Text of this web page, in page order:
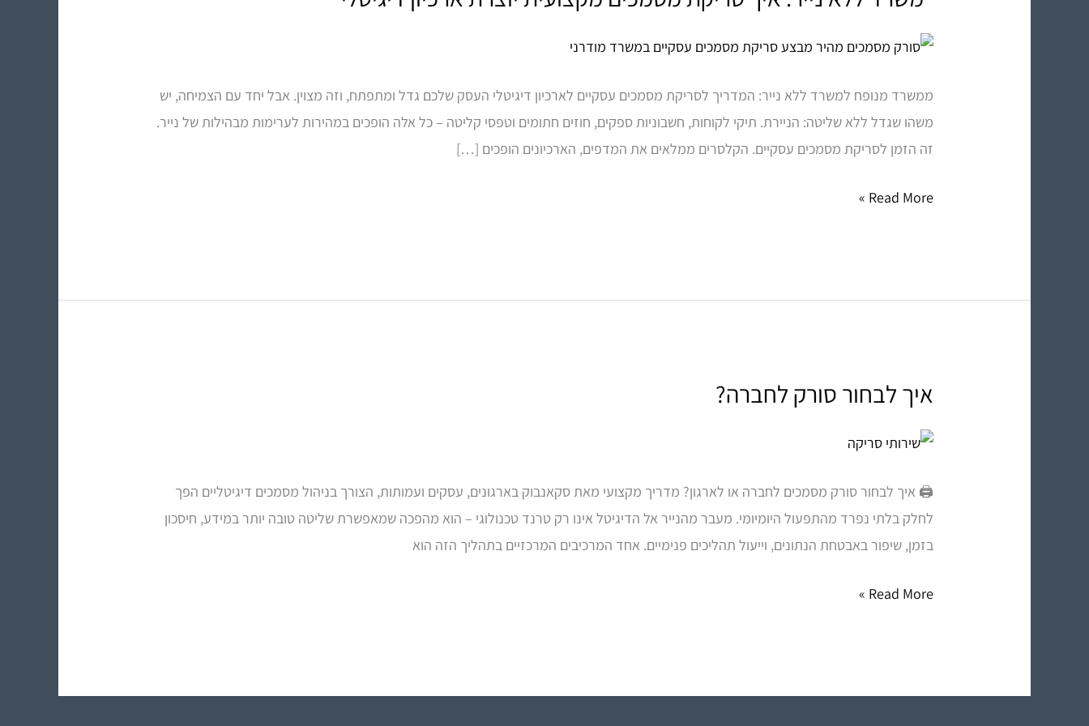
ממשרד מנופח למשרד ללא נייר: המדריך לסריקת מסמכים עסקיים לארכיון דיגיטלי העסק שלכם גדל ומתפתח, וזה מצוין. אבל יחד עם הצמיחה, יש
משהו שגדל ללא שליטה: הניירת. תיקי לקוחות, חשבוניות ספקים, חוזים חתומים וטפסי קליטה – כל אלה הופכים במהירות לערימות מבהילות של נייר.
זה הזמן לסריקת מסמכים עסקיים. הקלסרים ממלאים את המדפים, הארכיונים הופכים […]
נייר:
סריקת
מסמכים
מקצועית
ארכיון
Read More »
איך לבחור סורק לחברה?
🖨️ איך לבחור סורק מסמכים לחברה או לארגון? מדריך מקצועי מאת סקאנבוק בארגונים, עסקים ועמותות, הצורך בניהול מסמכים דיגיטליים הפך
לחלק בלתי נפרד מהתפעול היומיומי. מעבר מהנייר אל הדיגיטל אינו רק טרנד טכנולוגי – הוא מהפכה שמאפשרת שליטה טובה יותר במידע, חיסכון
בזמן, שיפור באבטחת הנתונים, וייעול תהליכים פנימיים. אחד המרכיבים המרכזיים בתהליך הזה הוא
איך
סורק
Read More »